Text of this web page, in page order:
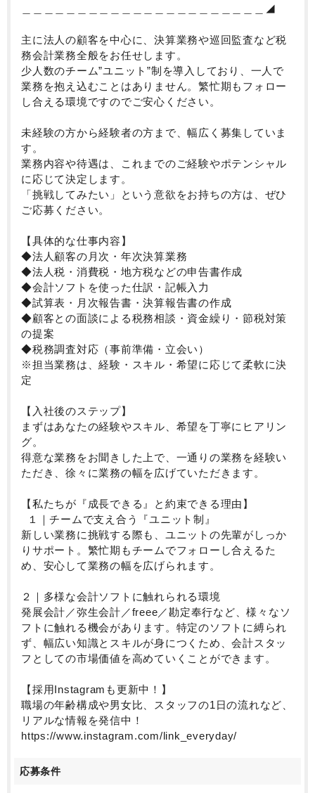
→入力業務や資料作成からスタートし、OJTで段階
的にスキル習得
・経験者の方
→担当顧客を持ち、税務・相談業務まで一貫して担
当
〇働き方について
■働き方
・実働7時間（8:50～16:50）
・年間休日120日以上（土日祝休み）
・少人数のチーム制で業務を進行
・チームで法人を担当するため、未経験の方でも安心
して取り組めます。
・幅広い業種のクライアントに関わるため、多様な業
務に挑戦できる環境。
■キャリアパス
税務・会計の専門性を高めながら、
将来的には顧客担当として経営者へ提案できるポジシ
ョンへ成長できます。
＿＿＿＿＿＿＿＿＿＿＿＿＿＿＿＿＿＿＿＿＿＿◢
主に法人の顧客を中心に、決算業務や巡回監査など税
務会計業務全般をお任せします。
少人数のチーム”ユニット”制を導入しており、一人で
業務を抱え込むことはありません。繁忙期もフォロー
し合える環境ですのでご安心ください。
未経験の方から経験者の方まで、幅広く募集していま
す。
業務内容や待遇は、これまでのご経験やポテンシャル
に応じて決定します。
「挑戦してみたい」という意欲をお持ちの方は、ぜひ
ご応募ください。
【具体的な仕事内容】
◆法人顧客の月次・年次決算業務
◆法人税・消費税・地方税などの申告書作成
◆会計ソフトを使った仕訳・記帳入力
◆試算表・月次報告書・決算報告書の作成
◆顧客との面談による税務相談・資金繰り・節税対策
の提案
◆税務調査対応（事前準備・立会い）
※担当業務は、経験・スキル・希望に応じて柔軟に決
定
【入社後のステップ】
まずはあなたの経験やスキル、希望を丁寧にヒアリン
グ。
得意な業務をお聞きした上で、一通りの業務を経験い
ただき、徐々に業務の幅を広げていただきます。
【私たちが『成長できる』と約束できる理由】
１｜チームで支え合う『ユニット制』
新しい業務に挑戦する際も、ユニットの先輩がしっか
りサポート。繁忙期もチームでフォローし合えるた
め、安心して業務の幅を広げられます。
２｜多様な会計ソフトに触れられる環境
発展会計／弥生会計／freee／勘定奉行など、様々なソ
フトに触れる機会があります。特定のソフトに縛られ
ず、幅広い知識とスキルが身につくため、会計スタッ
フとしての市場価値を高めていくことができます。
【採用Instagramも更新中！】
職場の年齢構成や男女比、スタッフの1日の流れなど、
リアルな情報を発信中！
https://www.instagram.com/link_everyday/
応募条件